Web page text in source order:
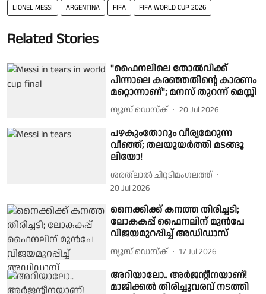
LIONEL MESSI ARGENTINA FIFA FIFA WORLD CUP 2026
Related Stories
"ഫൈനലിലെ തോൽവിക്ക്
പിന്നാലെ കരഞ്ഞതിൻ്റെ കാരണം
മറ്റൊന്നാണ്"; മനസ് തുറന്ന് മെസ്സി
ന്യൂസ് ഡെസ്ക് 20 Jul 2026
പഴകുംതോറും വീര്യമേറുന്ന
വീഞ്ഞ്; തലയുയർത്തി മടങ്ങൂ
ലിയോ!
ശരത്‌ലാൽ ചിറ്റടിമംഗലത്ത്
20 Jul 2026
നൈക്കിക്ക് കനത്ത തിരിച്ചടി;
ലോകകപ്പ് ഫൈനലിന് മുൻപേ
വിജയമുറപ്പിച്ച് അഡിഡാസ്
ന്യൂസ് ഡെസ്ക് 17 Jul 2026
അറിയാലോ.. അർജൻ്റീനയാണ്!
മാജിക്കൽ തിരിച്ചുവരവ് നടത്തി